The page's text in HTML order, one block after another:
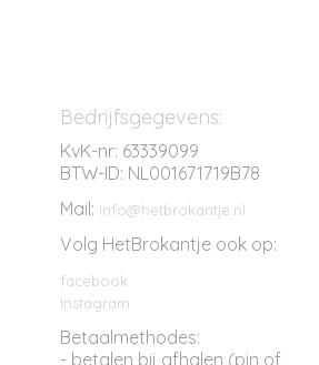
Bedrijfsgegevens:
KvK-nr: 63339099
BTW-ID: NL001671719B78
Mail: info@hetbrokantje.nl
Volg HetBrokantje ook op:
facebook
Instagram
Betaalmethodes:
- betalen bij afhalen (pin of